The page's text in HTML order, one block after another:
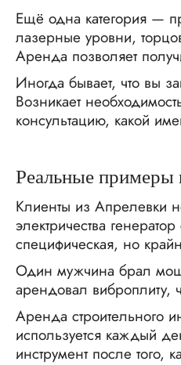
Ещё одна категория —
лазерные уровни,
Аренда позволяет
Иногда бывает, что вы
Возникает
консультацию, какой
Реальные примеры
Клиенты из Апрелевки
электричества
специфическая, но
Один мужчина брал
арендовал виброплиту,
Аренда строительного
используется каждый
инструмент после того,